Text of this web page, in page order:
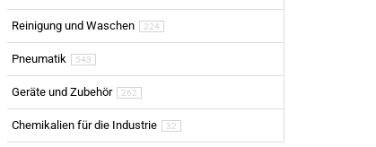
Reinigung und Waschen 224
Pneumatik 543
Geräte und Zubehör 262
Chemikalien für die Industrie 32